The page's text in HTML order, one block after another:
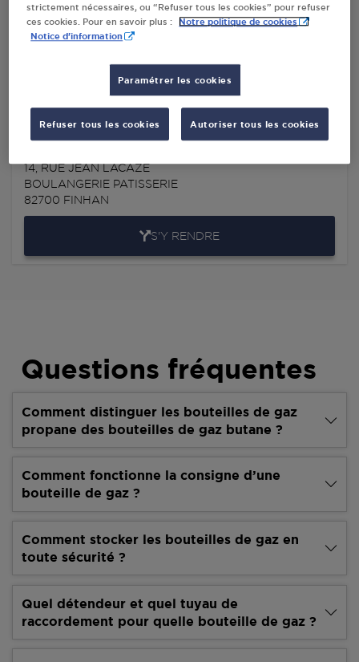
INIGUEZ DISTRIBUTION FINHAN
CHEMIN DE MONTAUBAN
CAGNAC STEPHANE BOULANGERIE FINHAN
14, RUE JEAN LACAZE
BOULANGERIE PATISSERIE
82700 FINHAN
S'Y RENDRE
Questions fréquentes
Comment distinguer les bouteilles de gaz
propane des bouteilles de gaz butane ?
Comment fonctionne la consigne d’une
bouteille de gaz ?
Comment stocker les bouteilles de gaz en
toute sécurité ?
Quel détendeur et quel tuyau de
raccordement pour quelle bouteille de gaz ?
strictement nécessaires, ou “Refuser tous les cookies” pour refuser
ces cookies. Pour en savoir plus :
Notre politique de cookies
Notice d'information
Paramétrer les cookies
Refuser tous les cookies Autoriser tous les cookies